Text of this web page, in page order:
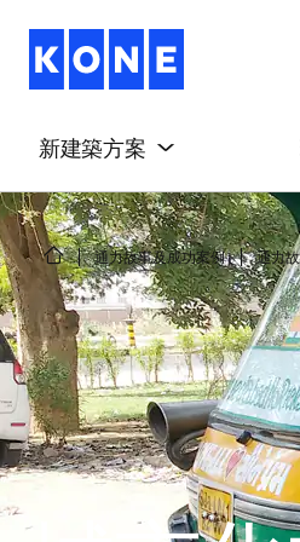
新建築方案
通力故事及成功案例 通力